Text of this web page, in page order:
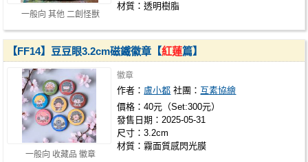
一般向 其他 二創怪獸
材質：透明樹脂
一般向 收藏品 徽章
【FF14】豆豆眼3.2cm磁鐵徽章【紅蓮篇】
徽章
作者： 盧小都 社團： 互素協繪
價格：40元（Set:300元）
發售日期：2025-05-31
尺寸：3.2cm
材質：霧面質感閃光膜